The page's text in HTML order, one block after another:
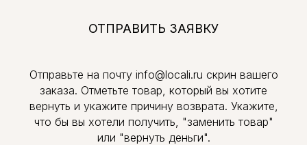
ОТПРАВИТЬ ЗАЯВКУ
Отправьте на почту info@locali.ru скрин вашего
заказа. Отметьте товар, который вы хотите
вернуть и укажите причину возврата. Укажите,
что бы вы хотели получить, "заменить товар"
или "вернуть деньги".